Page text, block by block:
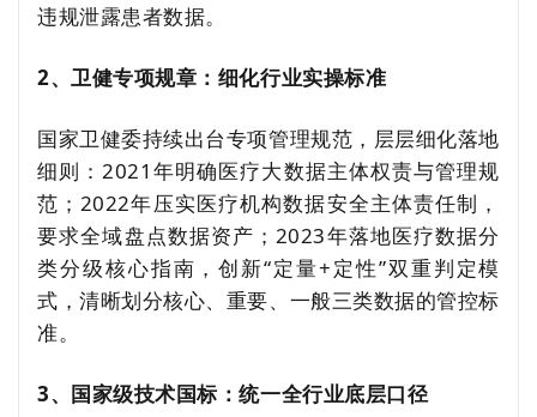
违规泄露患者数据。
2、卫健专项规章：细化行业实操标准
国家卫健委持续出台专项管理规范，层层细化落地
细则：2021年明确医疗大数据主体权责与管理规
范；2022年压实医疗机构数据安全主体责任制，
要求全域盘点数据资产；2023年落地医疗数据分
类分级核心指南，创新“定量+定性”双重判定模
式，清晰划分核心、重要、一般三类数据的管控标
准。
3、国家级技术国标：统一全行业底层口径